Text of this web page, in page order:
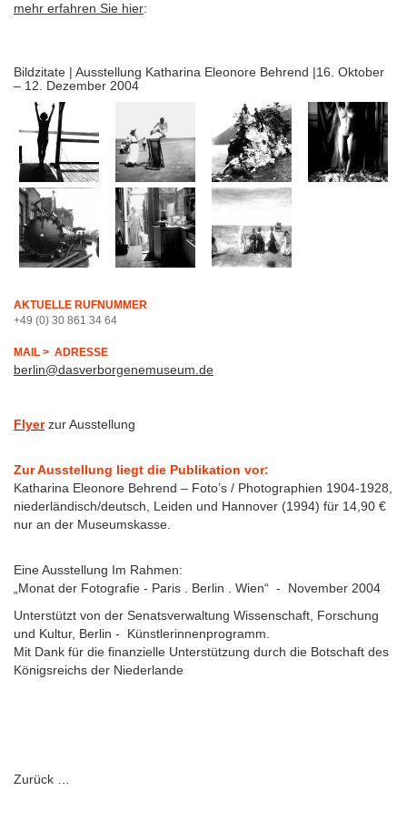
mehr erfahren Sie hier:
Bildzitate | Ausstellung Katharina Eleonore Behrend |16. Oktober
– 12. Dezember 2004
AKTUELLE RUFNUMMER
+49 (0) 30 861 34 64
MAIL > ADRESSE
berlin@dasverborgenemuseum.de
Flyerzur Ausstellung
Zur Ausstellung liegt die Publikation vor:
Katharina Eleonore Behrend – Foto’s / Photographien 1904-1928,
niederländisch/deutsch, Leiden und Hannover (1994) für 14,90 €
nur an der Museumskasse.
Eine Ausstellung Im Rahmen:
„Monat der Fotografie - Paris . Berlin . Wien“ - November 2004
Unterstützt von der Senatsverwaltung Wissenschaft, Forschung
und Kultur, Berlin - Künstlerinnenprogramm.
Mit Dank für die finanzielle Unterstützung durch die Botschaft des
Königsreichs der Niederlande
Zurück